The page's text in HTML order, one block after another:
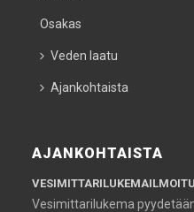
Osakas
Veden laatu
Ajankohtaista
AJANKOHTAISTA
Vesimittarilukema